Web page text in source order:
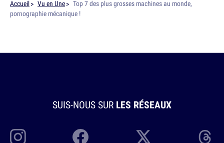
Accueil Vu en Une
Top 7 des plus grosses machines au monde,
pornographie mécanique !
SUIS-NOUS SUR LES RÉSEAUX